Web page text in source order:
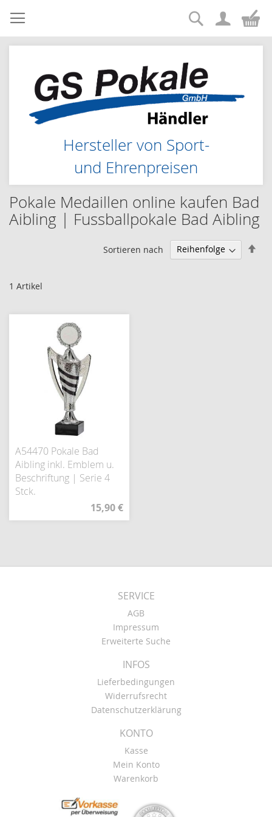
Zum
Inhalt
springen
Hersteller von Sport-
und Ehrenpreisen
Suche
Pokale Medaillen online kaufen Bad
Aibling | Fussballpokale Bad Aibling
1 Artikel
Sortieren nach
A54470 Pokale Bad
Aibling inkl. Emblem u.
Beschriftung | Serie 4
Stck.
15,90 €
SERVICE
AGB
Impressum
Erweiterte Suche
INFOS
Lieferbedingungen
Widerrufsrecht
Datenschutzerklärung
KONTO
Kasse
Mein Konto
Warenkorb